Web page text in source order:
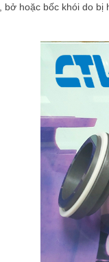
hoặc bốc khói do bị